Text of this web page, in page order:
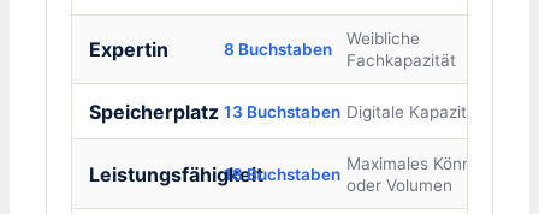
Expertin 8 Buchstaben
Weibliche
Fachkapazität
Speicherplatz 13 Buchstaben Digitale Kapazität
Leistungsfähigkeit18 Buchstaben
Maximales Können
oder Volumen